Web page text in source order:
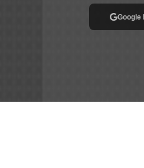
Google